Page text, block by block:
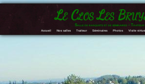
Le Clos Les
Salle de banquets et de séminaires – Traiteur
Accueil Nos salles Traiteur Séminaires Photos Visite